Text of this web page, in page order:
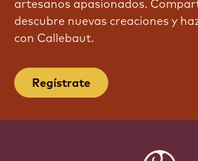
artesanos apasionados.
descubre nuevas creaciones y
con Callebaut.
Regístrate